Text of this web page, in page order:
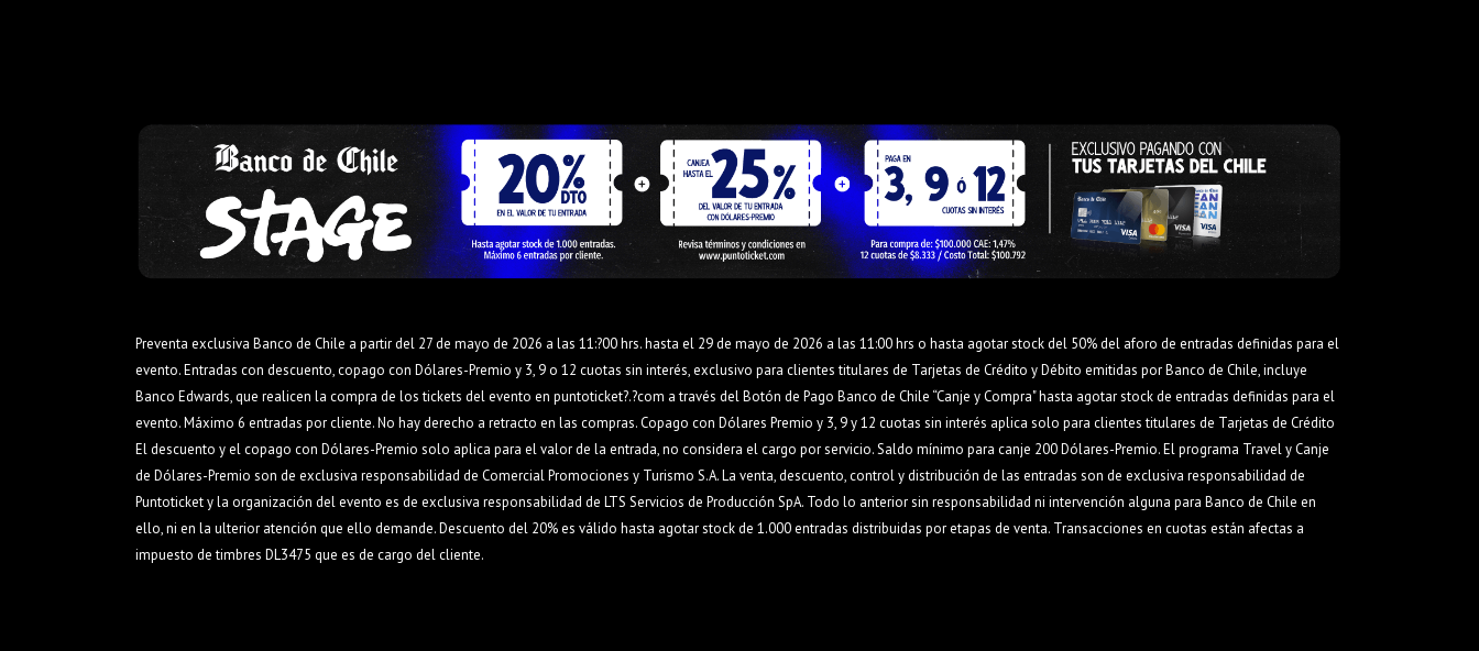
Preventa exclusiva Banco de Chile a partir del 27 de mayo de 2026 a las 11:?00 hrs. hasta el 29 de mayo de 2026 a las 11:00 hrs o hasta agotar stock del 50% del aforo de entradas definidas para el
evento. Entradas con descuento, copago con Dólares-Premio y 3, 9 o 12 cuotas sin interés, exclusivo para clientes titulares de Tarjetas de Crédito y Débito emitidas por Banco de Chile, incluye
Banco Edwards, que realicen la compra de los tickets del evento en puntoticket?.?com a través del Botón de Pago Banco de Chile “Canje y Compra" hasta agotar stock de entradas definidas para el
evento. Máximo 6 entradas por cliente. No hay derecho a retracto en las compras. Copago con Dólares Premio y 3, 9 y 12 cuotas sin interés aplica solo para clientes titulares de Tarjetas de Crédito
El descuento y el copago con Dólares-Premio solo aplica para el valor de la entrada, no considera el cargo por servicio. Saldo mínimo para canje 200 Dólares-Premio. El programa Travel y Canje
de Dólares-Premio son de exclusiva responsabilidad de Comercial Promociones y Turismo S.A. La venta, descuento, control y distribución de las entradas son de exclusiva responsabilidad de
Puntoticket y la organización del evento es de exclusiva responsabilidad de LTS Servicios de Producción SpA. Todo lo anterior sin responsabilidad ni intervención alguna para Banco de Chile en
ello, ni en la ulterior atención que ello demande. Descuento del 20% es válido hasta agotar stock de 1.000 entradas distribuidas por etapas de venta. Transacciones en cuotas están afectas a
impuesto de timbres DL3475 que es de cargo del cliente.